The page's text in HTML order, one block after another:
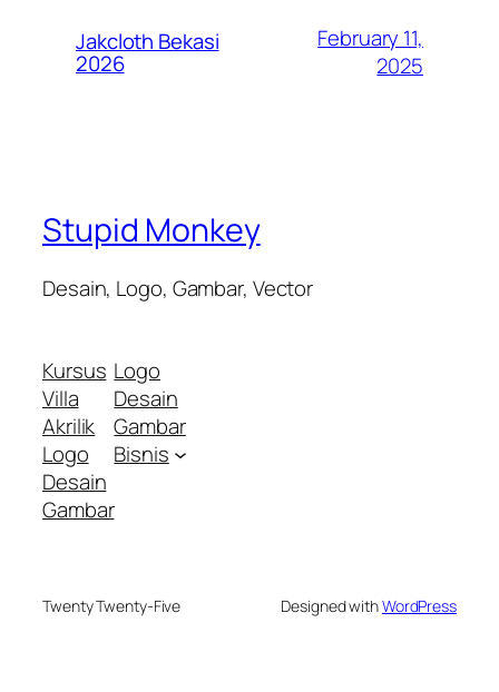
Jakcloth Bekasi
2026
February 11,
2025
Stupid Monkey
Desain, Logo, Gambar, Vector
Kursus
Villa
Akrilik
Logo
Desain
Gambar
Logo
Desain
Gambar
Bisnis
Twenty Twenty-Five Designed withWordPress